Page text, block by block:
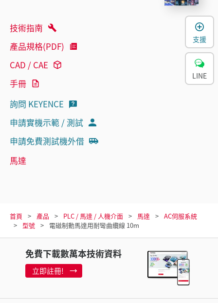
技術指南
產品規格(PDF)
CAD / CAE
手冊
詢問 KEYENCE
申請實機示範 / 測試
申請免費測試機外借
馬達
首頁 產品 PLC / 馬達 / 人機介面 馬達
AC伺服系統
型號
電磁制動馬達用耐彎曲纜線 10m
免費下載數萬本技術資料
立即註冊!
支援
LINE